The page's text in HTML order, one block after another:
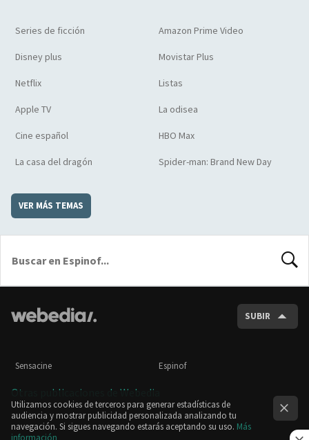
Series de ficción Amazon Prime Video
Disney plus Movistar Plus
Netflix Listas
Apple TV La odisea
Cine español HBO Max
La casa del dragón Spider-man: Brand New Day
VER MÁS TEMAS
SUBIR
Sensacine Espinof
Otras publicaciones de Webedia
Utilizamos cookies de terceros para generar estadísticas de
audiencia y mostrar publicidad personalizada analizando tu
navegación. Si sigues navegando estarás aceptando su uso. Más
información